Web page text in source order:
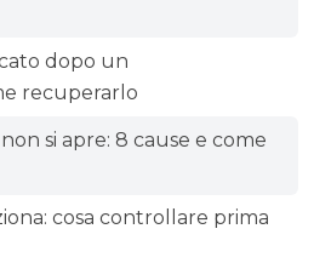
dopo un
recuperarlo
si apre: 8 cause e come
cosa controllare prima